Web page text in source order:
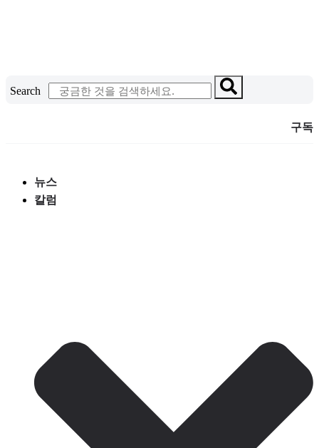
건
Search
구독
뉴스
칼럼